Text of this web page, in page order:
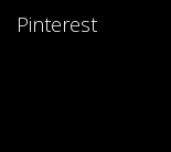
Pinterest